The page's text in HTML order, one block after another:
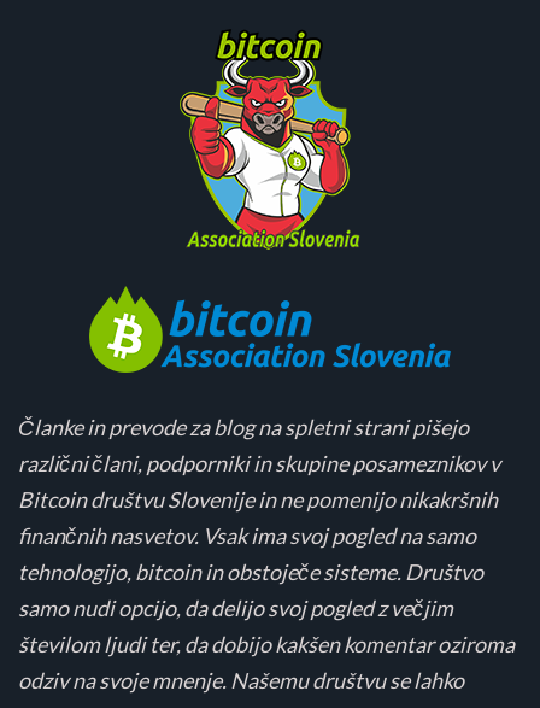
Članke in prevode za blog na spletni strani pišejo
različni člani, podporniki in skupine posameznikov v
Bitcoin društvu Slovenije in ne pomenijo nikakršnih
finančnih nasvetov. Vsak ima svoj pogled na samo
tehnologijo, bitcoin in obstoječe sisteme. Društvo
samo nudi opcijo, da delijo svoj pogled z večjim
številom ljudi ter, da dobijo kakšen komentar oziroma
odziv na svoje mnenje. Našemu društvu se lahko